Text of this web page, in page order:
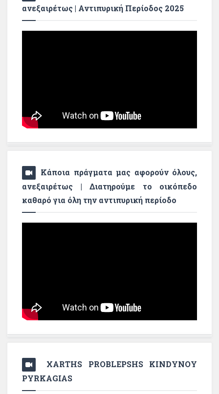
ανεξαιρέτως | Αντιπυρική Περίοδος 2025
Κάποια πράγματα μας αφορούν όλους,
ανεξαιρέτως | Διατηρούμε το οικόπεδο
καθαρό για όλη την αντιπυρική περίοδο
XARTHS PROBLEPSHS KINDYNOY
PYRKAGIAS